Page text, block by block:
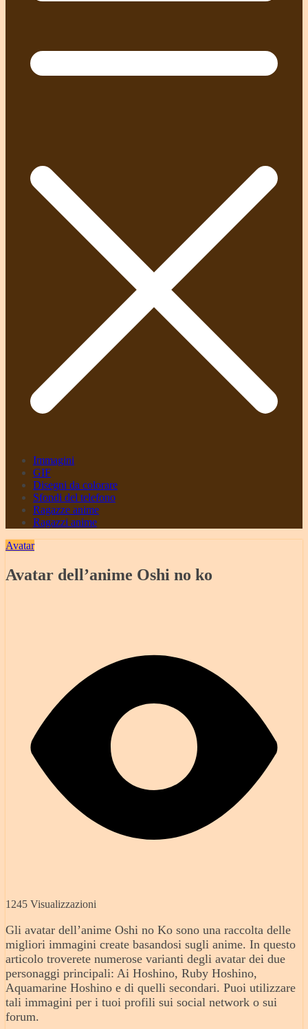
Immagini
GIF
Disegni da colorare
Sfondi del telefono
Ragazze anime
Ragazzi anime
Avatar
Avatar dell’anime Oshi no ko
1245 Visualizzazioni
Gli avatar dell’anime Oshi no Ko sono una raccolta delle
migliori immagini create basandosi sugli anime. In questo
articolo troverete numerose varianti degli avatar dei due
personaggi principali: Ai Hoshino, Ruby Hoshino,
Aquamarine Hoshino e di quelli secondari. Puoi utilizzare
tali immagini per i tuoi profili sui social network o sui
forum.